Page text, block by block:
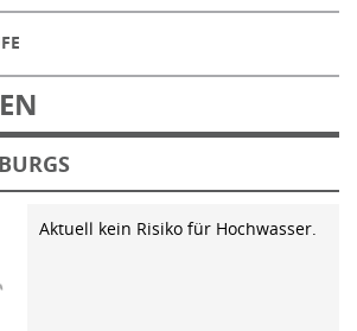
Aktuell kein Risiko für Hochwasser.